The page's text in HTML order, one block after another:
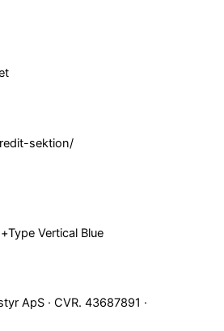
sektion/
ApS · CVR. 43687891 ·